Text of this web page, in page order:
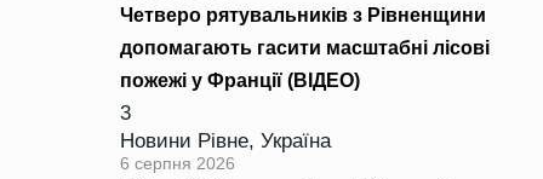
Четверо рятувальників з Рівненщини
допомагають гасити масштабні лісові
пожежі у Франції (ВІДЕО)
3
Новини Рівне, Україна
6 серпня 2026